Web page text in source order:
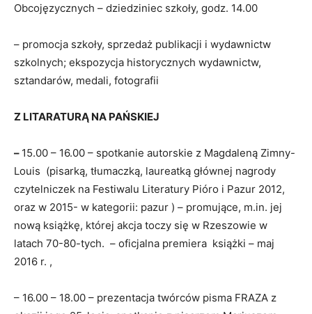
Obcojęzycznych – dziedziniec szkoły, godz. 14.00
– promocja szkoły, sprzedaż publikacji i wydawnictw
szkolnych; ekspozycja historycznych wydawnictw,
sztandarów, medali, fotografii
Z LITARATURĄ NA PAŃSKIEJ
– 15.00 – 16.00 – spotkanie autorskie z Magdaleną Zimny-
Louis (pisarką, tłumaczką, laureatką głównej nagrody
czytelniczek na Festiwalu Literatury Pióro i Pazur 2012,
oraz w 2015- w kategorii: pazur ) – promujące, m.in. jej
nową książkę, której akcja toczy się w Rzeszowie w
latach 70-80-tych. – oficjalna premiera książki – maj
2016 r. ,
– 16.00 – 18.00 – prezentacja twórców pisma FRAZA z